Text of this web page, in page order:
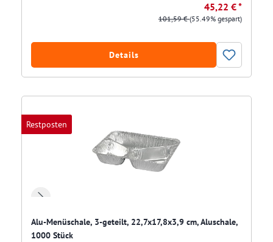
45,22 € *
101,59 €(55.49% gespart)
Details
Restposten
Alu-Menüschale, 3-geteilt, 22,7x17,8x3,9 cm, Aluschale,
1000 Stück